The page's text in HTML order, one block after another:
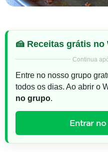
🍰 Receitas grátis no
Continua
Entre no nosso grupo
todos os dias. Ao abrir o
no grupo.
Entrar